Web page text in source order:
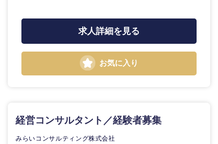
求人詳細を見る
お気に入り
経営コンサルタント／経験者募集
みらいコンサルティング株式会社